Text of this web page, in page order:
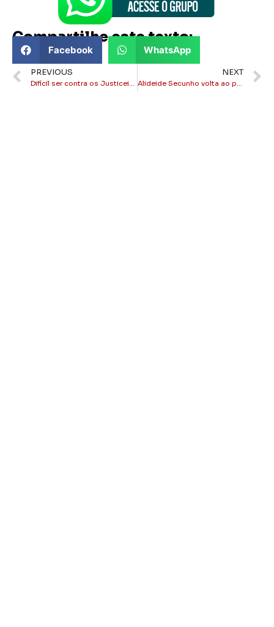
Compartilhe este texto:
Facebook WhatsApp
PREVIOUS
Difícil ser contra os Justiceiros de Copacabana
NEXT
Alideide Secunho volta ao posto Secretário de Governo de Itaperuna